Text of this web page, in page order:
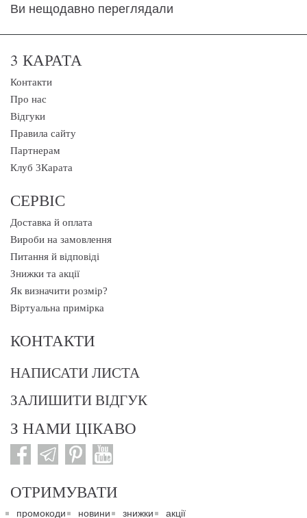
Ви нещодавно переглядали
3 КАРАТА
Контакти
Про нас
Відгуки
Правила сайту
Партнерам
Клуб 3Карата
СЕРВІС
Доставка й оплата
Вироби на замовлення
Питання й відповіді
Знижки та акції
Як визначити розмір?
Віртуальна примірка
КОНТАКТИ
НАПИСАТИ ЛИСТА
ЗАЛИШИТИ ВІДГУК
З НАМИ ЦІКАВО
ОТРИМУВАТИ
промокоди новини знижки акції